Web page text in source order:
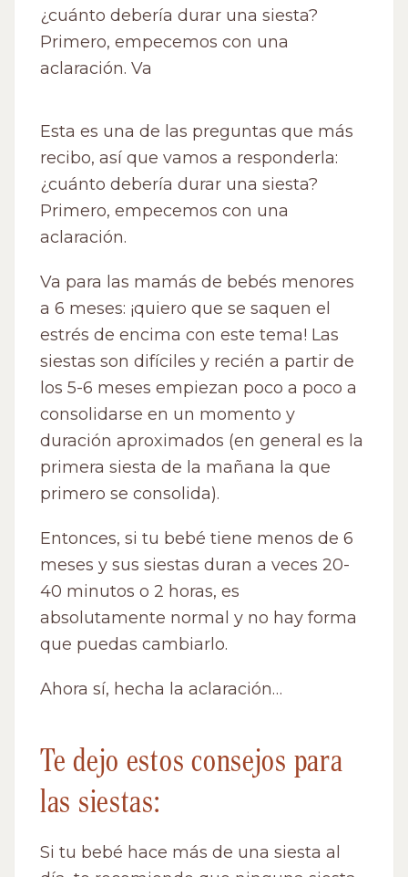
¿cuánto debería durar una siesta?
Primero, empecemos con una
aclaración. Va
Esta es una de las preguntas que más
recibo, así que vamos a responderla:
¿cuánto debería durar una siesta?
Primero, empecemos con una
aclaración.
Va para las mamás de bebés menores
a 6 meses: ¡quiero que se saquen el
estrés de encima con este tema! Las
siestas son difíciles y recién a partir de
los 5-6 meses empiezan poco a poco a
consolidarse en un momento y
duración aproximados (en general es la
primera siesta de la mañana la que
primero se consolida).
Entonces, si tu bebé tiene menos de 6
meses y sus siestas duran a veces 20-
40 minutos o 2 horas, es
absolutamente normal y no hay forma
que puedas cambiarlo.
Ahora sí, hecha la aclaración…
Te dejo estos consejos para
las siestas:
Si tu bebé hace más de una siesta al